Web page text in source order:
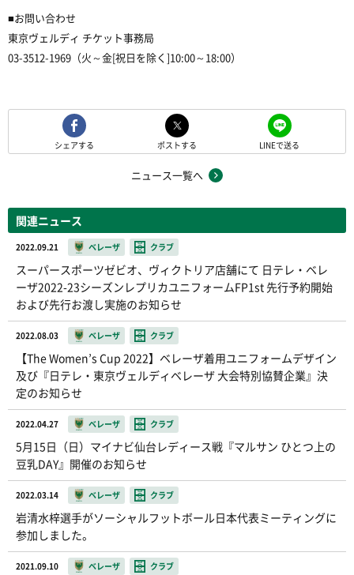
■お問い合わせ
東京ヴェルディ チケット事務局
03-3512-1969（火～金[祝日を除く]10:00～18:00）
シェアする ポストする LINEで送る
ニュース一覧へ
関連ニュース
2022.09.21 ベレーザ クラブ
スーパースポーツゼビオ、ヴィクトリア店舗にて 日テレ・ベレ
ーザ2022-23シーズンレプリカユニフォームFP1st 先行予約開始
および先行お渡し実施のお知らせ
2022.08.03 ベレーザ クラブ
【The Women’s Cup 2022】ベレーザ着用ユニフォームデザイン
及び『日テレ・東京ヴェルディベレーザ 大会特別協賛企業』決
定のお知らせ
2022.04.27 ベレーザ クラブ
5月15日（日）マイナビ仙台レディース戦『マルサン ひとつ上の
豆乳DAY』開催のお知らせ
2022.03.14 ベレーザ クラブ
岩清水梓選手がソーシャルフットボール日本代表ミーティングに
参加しました。
2021.09.10 ベレーザ クラブ